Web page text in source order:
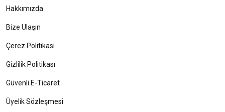
Hakkımızda
Bize Ulaşın
Çerez Politikası
Gizlilik Politikası
Güvenli E-Ticaret
Üyelik Sözleşmesi